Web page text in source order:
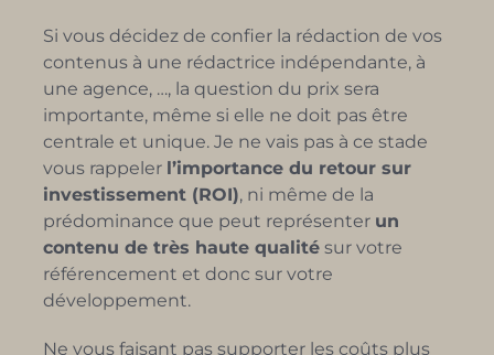
Si vous décidez de confier la rédaction de vos
contenus à une rédactrice indépendante, à
une agence, …, la question du prix sera
importante, même si elle ne doit pas être
centrale et unique. Je ne vais pas à ce stade
vous rappeler l’importance du retour sur
investissement (ROI), ni même de la
prédominance que peut représenter un
contenu de très haute qualitésur votre
référencement et donc sur votre
développement.
Ne vous faisant pas supporter les coûts plus